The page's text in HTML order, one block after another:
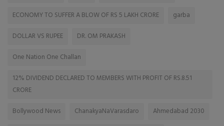
ECONOMY TO SUFFER A BLOW OF RS 5 LAKH CRORE
garba
DOLLAR VS RUPEE
DR. OM PRAKASH
One Nation One Challan
12% DIVIDEND DECLARED TO MEMBERS WITH PROFIT OF RS.8.51
CRORE
Bollywood News
ChanakyaNaVarasdaro
Ahmedabad 2030